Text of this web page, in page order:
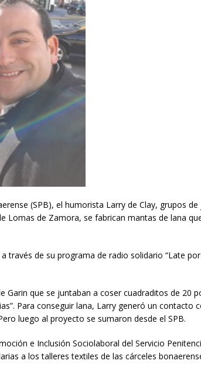
(SPB), el humorista Larry de Clay, grupos
Lomas de Zamora, se fabrican mantas de lana
de su programa de radio solidario “Late
Garin que se juntaban a coser cuadraditos de 20
Para conseguir lana, Larry generó un contacto
luego al proyecto se sumaron desde el SPB.
e Inclusión Sociolaboral del Servicio
a los talleres textiles de las cárceles